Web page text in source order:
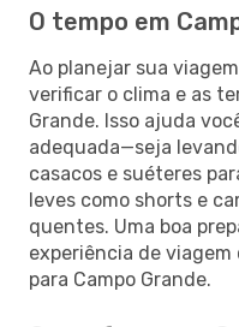
O tempo em
Ao planejar sua
verificar o clima e as
Grande. Isso ajuda
adequada—seja
casacos e suéteres
leves como shorts e
quentes. Uma boa
experiência de
para Campo Grande.